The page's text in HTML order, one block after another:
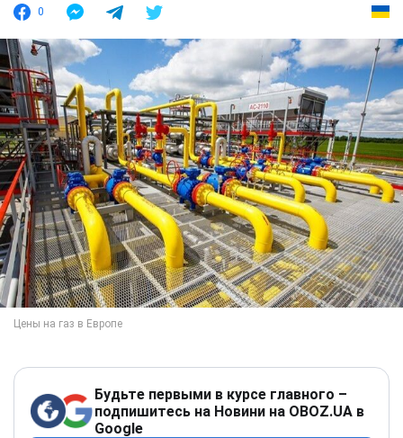
0
Будьте первыми в курсе главного –
подпишитесь на Новини на OBOZ.UA в
Google